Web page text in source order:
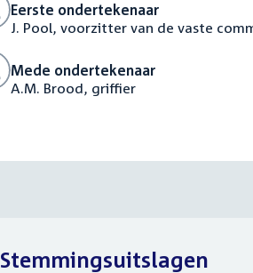
Eerste ondertekenaar
J. Pool, voorzitter van de vaste
Mede ondertekenaar
A.M. Brood, griffier
Stemmingsuitslagen